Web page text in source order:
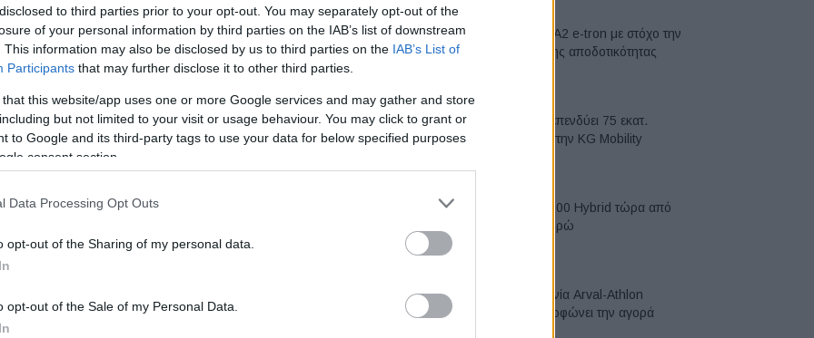
to third parties prior to your opt-out. You may separately opt-out of the
of your personal information by third parties on the IAB’s list of downstream
This information may also be disclosed by us to third parties on the IAB’s List of
Participants that may further disclose it to other third parties.
that this website/app uses one or more Google services and may gather and store
but not limited to your visit or usage behaviour. You may click to grant or
to Google and its third-party tags to use your data for below specified purposes
consent section.
Data Processing Opt Outs
opt-out of the Sharing of my personal data.
opt-out of the Sale of my Personal Data.
στα μεταχειρισμένα οχήματα. Οι νέες συμβάσεις σε
μονάδες το πρώτο τρίμηνο του έτους (αύξηση 4% σε
χαρτοφυλάκιο αυξήθηκε κατά 1% στα 2,6
5.508
Νέο Audi A2 e-tron με στόχο την
κορυφή της αποδοτικότητας
Η Chery επενδύει 75 εκατ.
δολάρια στην KG Mobility
Το FIAT 500 Hybrid τώρα από
18.990 ευρώ
Η συμφωνία Arval-Athlon
αναδιαμορφώνει την αγορά